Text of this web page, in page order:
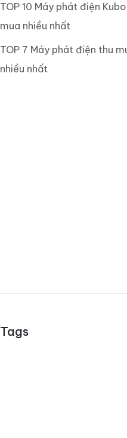
TOP 10 Máy phát điện
mua nhiều nhất
TOP 7 Máy phát điện thu
nhiều nhất
Tags